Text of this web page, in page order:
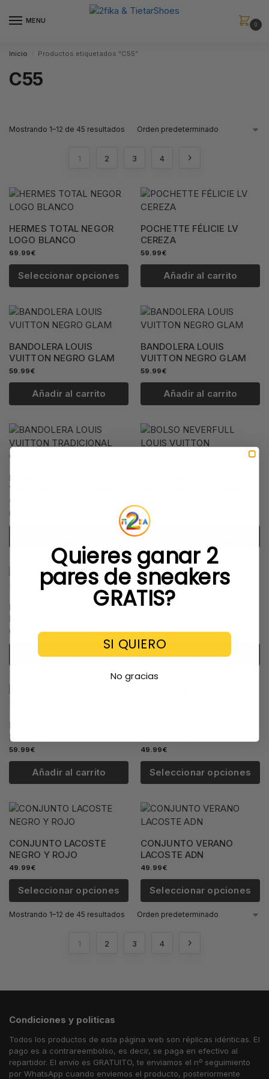
MENU
0
Inicio Productos etiquetados “C55”
C55
Mostrando 1–12 de 45 resultados
1 2 3 4
HERMES TOTAL NEGOR
LOGO BLANCO
69.99€
Seleccionar opciones
POCHETTE FÉLICIE LV
CEREZA
59.99€
Añadir al carrito
BANDOLERA LOUIS
VUITTON NEGRO GLAM
59.99€
Añadir al carrito
BANDOLERA LOUIS
VUITTON NEGRO GLAM
59.99€
Añadir al carrito
BANDOLERA LOUIS
VUITTON TRADICIONAL
GLAM
59.99
POCHETTE FÉLICIE LV
MEDIANOCHE
59.99
Añadir al carrito
POCHETTE FÉLICIE LV
59.99€
Añadir al carrito
POCHETTE FÉLICIE LV
ROSITA
59.99€
Añadir al carrito
49.99€
Seleccionar opciones
CONJUNTO LACOSTE
NEGRO Y ROJO
49.99€
Seleccionar opciones
CONJUNTO VERANO
LACOSTE ADN
49.99€
Seleccionar opciones
Mostrando 1–12 de 45 resultados
1 2 3 4
Condiciones y politicas
Todos los productos de esta página web son réplicas idénticas. El
pago es a contrareembolso, es decir, se paga en efectivo al
repartidor. El envío es GRATUITO, te enviamos el nº seguimiento
por WhatsApp cuando enviemos el producto, posteriormente
Quieres ganar 2
pares de sneakers
GRATIS?
SI QUIERO
No gracias